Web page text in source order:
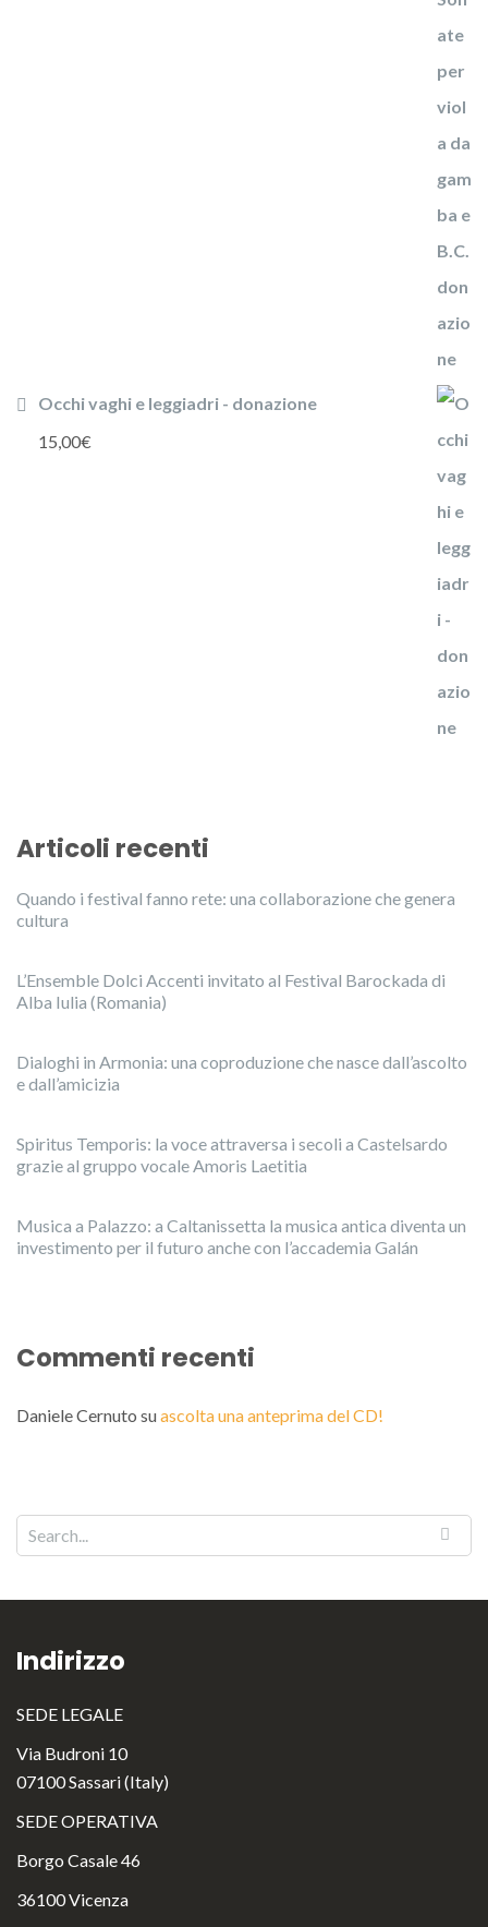
Occhi vaghi e leggiadri - donazione
15,00€
Articoli recenti
Quando i festival fanno rete: una collaborazione che genera
cultura
L’Ensemble Dolci Accenti invitato al Festival Barockada di
Alba Iulia (Romania)
Dialoghi in Armonia: una coproduzione che nasce dall’ascolto
e dall’amicizia
Spiritus Temporis: la voce attraversa i secoli a Castelsardo
grazie al gruppo vocale Amoris Laetitia
Musica a Palazzo: a Caltanissetta la musica antica diventa un
investimento per il futuro anche con l’accademia Galán
Commenti recenti
Daniele Cernuto suascolta una anteprima del CD!
Indirizzo
SEDE LEGALE
Via Budroni 10
07100 Sassari (Italy)
SEDE OPERATIVA
Borgo Casale 46
36100 Vicenza